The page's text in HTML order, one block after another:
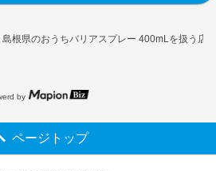
島根県のおうちバリアスプレー 400mLを扱う店
by
ページトップ